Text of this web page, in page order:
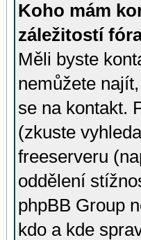
Koho mám
záležitostí
Měli byste
nemůžete
se na kontakt.
(zkuste
freeserveru
oddělení
phpBB Group
kdo a kde